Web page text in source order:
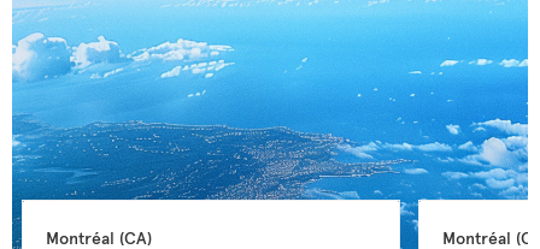
Montréal (CA) Montréal